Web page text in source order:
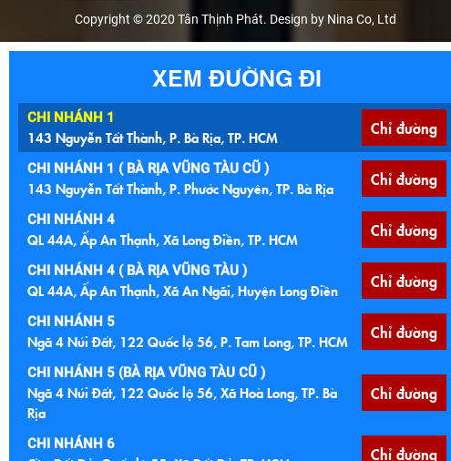
Copyright © 2020 Tân Thịnh Phát. Design by Nina Co, Ltd
XEM ĐƯỜNG ĐI
CHI NHÁNH 1
143 Nguyễn Tất Thành, P. Bà Rịa, TP. HCM Chỉ đường
CHI NHÁNH 1 ( BÀ RỊA VŨNG TÀU CŨ )
143 Nguyễn Tất Thành, P. Phước Nguyên, TP. Bà Rịa Chỉ đường
CHI NHÁNH 4
QL 44A, Ấp An Thạnh, Xã Long Điền, TP. HCM Chỉ đường
CHI NHÁNH 4 ( BÀ RỊA VŨNG TÀU )
QL 44A, Ấp An Thạnh, Xã An Ngãi, Huyện Long Điền Chỉ đường
CHI NHÁNH 5
Ngã 4 Núi Đất, 122 Quốc lộ 56, P. Tam Long, TP. HCM Chỉ đường
CHI NHÁNH 5 (BÀ RỊA VŨNG TÀU CŨ )
Ngã 4 Núi Đất, 122 Quốc lộ 56, Xã Hoà Long, TP. Bà
Rịa
Chỉ đường
CHI NHÁNH 6 Chỉ đường